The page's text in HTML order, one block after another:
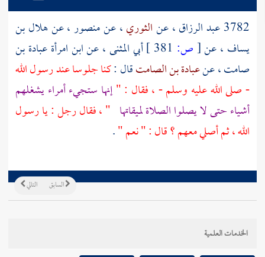
3782عبد الرزاق، عنالثوري، عنمنصور، عنهلال بن
يساف ، عن[ص: أبي المثنى، عنابن امرأة عبادة بن
صامت، عنعبادة بن الصامتقال :كنا جلوسا عند رسول الله
- صلى الله عليه وسلم - ، فقال : "إنها ستجيء أمراء يشغلهم
أشياء حتى لا يصلوا الصلاة لميقاتها " ، فقال رجل : يا رسول
الله ، ثم أصلي معهم ؟ قال : " نعم ".
التالي السابق
الخدمات العلمية